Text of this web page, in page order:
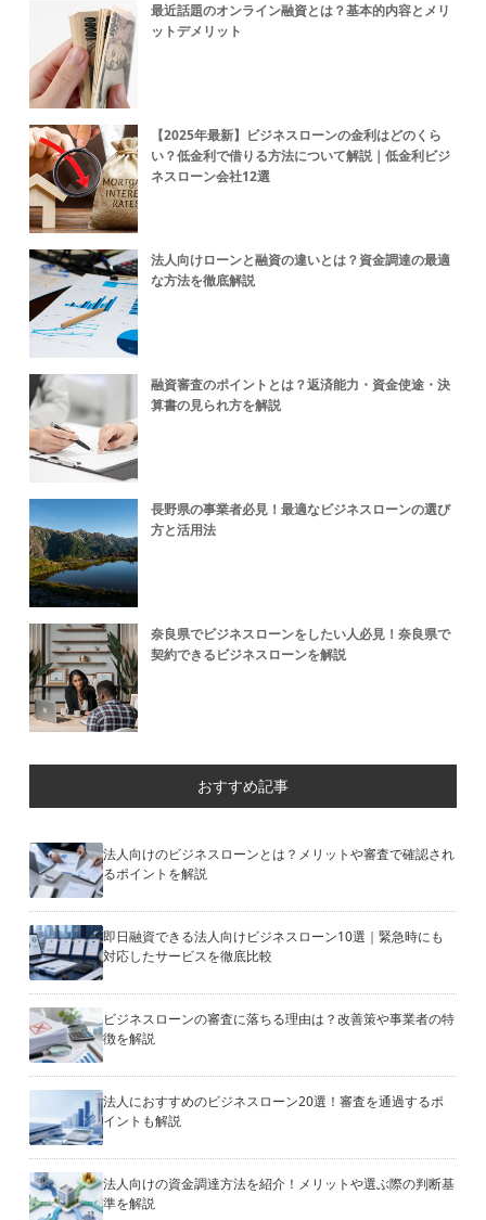
最近話題のオンライン融資とは？基本的内容とメリ
ットデメリット
【2025年最新】ビジネスローンの金利はどのくら
い？低金利で借りる方法について解説｜低金利ビジ
ネスローン会社12選
法人向けローンと融資の違いとは？資金調達の最適
な方法を徹底解説
融資審査のポイントとは？返済能力・資金使途・決
算書の見られ方を解説
長野県の事業者必見！最適なビジネスローンの選び
方と活用法
奈良県でビジネスローンをしたい人必見！奈良県で
契約できるビジネスローンを解説
おすすめ記事
法人向けのビジネスローンとは？メリットや審査で確認され
るポイントを解説
即日融資できる法人向けビジネスローン10選｜緊急時にも
対応したサービスを徹底比較
ビジネスローンの審査に落ちる理由は？改善策や事業者の特
徴を解説
法人におすすめのビジネスローン20選！審査を通過するポ
イントも解説
法人向けの資金調達方法を紹介！メリットや選ぶ際の判断基
準を解説